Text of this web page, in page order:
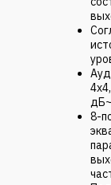
8-